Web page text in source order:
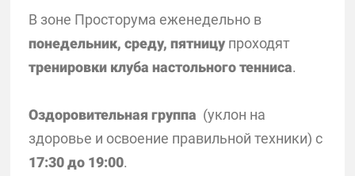
В зоне Просторума еженедельно в
понедельник, среду, пятницупроходят
тренировки клуба настольного тенниса.
Оздоровительная группа (уклон на
здоровье и освоение правильной техники) с
17:30 до 19:00.